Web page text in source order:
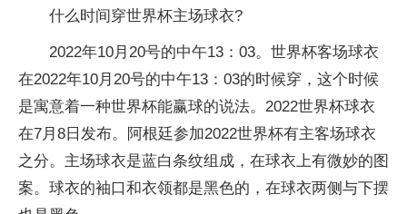
什么时间穿世界杯主场球衣?
2022年10月20号的中午13：03。世界杯客场球衣
在2022年10月20号的中午13：03的时候穿，这个时候
是寓意着一种世界杯能赢球的说法。2022世界杯球衣
在7月8日发布。阿根廷参加2022世界杯有主客场球衣
之分。主场球衣是蓝白条纹组成，在球衣上有微妙的图
案。球衣的袖口和衣领都是黑色的，在球衣两侧与下摆